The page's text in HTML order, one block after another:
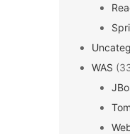
WAS